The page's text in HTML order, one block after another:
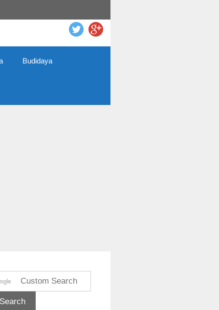
Budidaya